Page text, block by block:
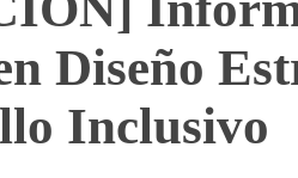
Diseño
Inclusivo